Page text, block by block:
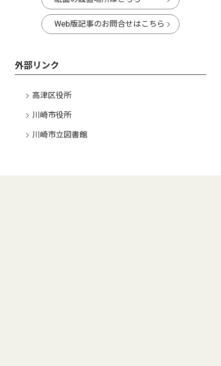
Web版記事のお問合せはこちら
外部リンク
高津区役所
川崎市役所
川崎市立図書館